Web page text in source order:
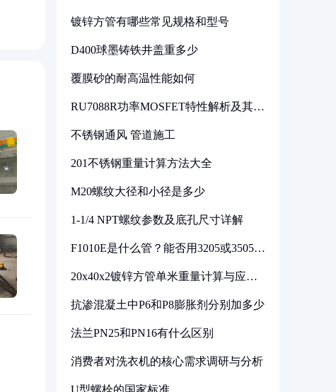
镀锌方管有哪些常见规格和型号
D400球墨铸铁井盖重多少
覆膜砂的耐高温性能如何
RU7088R功率MOSFET特性解析及其在
不锈钢通风 管道施工
201不锈钢重量计算方法大全
M20螺纹大径和小径是多少
1-1/4 NPT螺纹参数及底孔尺寸详解
F1010E是什么管？能否用3205或3505代
20x40x2镀锌方管单米重量计算与应用
抗渗混凝土中P6和P8膨胀剂分别加多少
法兰PN25和PN16有什么区别
消费者对洗衣机的核心需求调研与分析
U型螺栓的国家标准